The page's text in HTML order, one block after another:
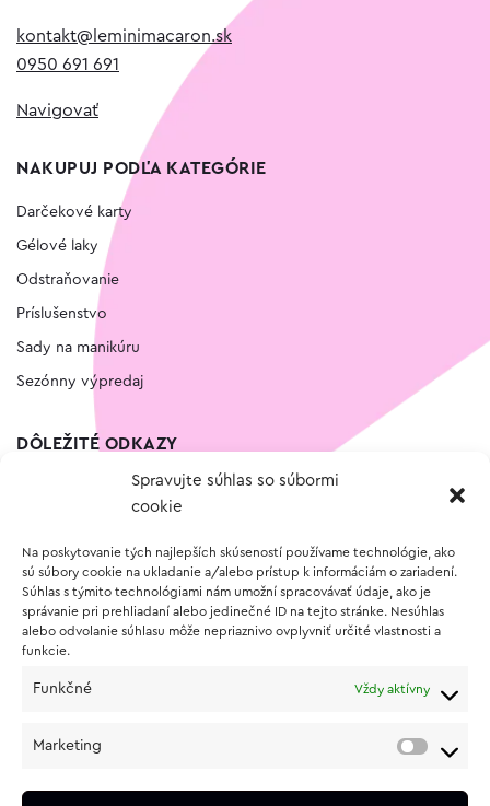
Spravujte súhlas so súbormi
cookie
Na poskytovanie tých najlepších skúseností používame technológie, ako
sú súbory cookie na ukladanie a/alebo prístup k informáciám o zariadení.
Súhlas s týmito technológiami nám umožní spracovávať údaje, ako je
správanie pri prehliadaní alebo jedinečné ID na tejto stránke. Nesúhlas
alebo odvolanie súhlasu môže nepriaznivo ovplyvniť určité vlastnosti a
funkcie.
Funkčné Vždy aktívny
Marketing
kontakt@leminimacaron.sk
0950 691 691
Navigovať
NAKUPUJ PODĽA KATEGÓRIE
Darčekové karty
Gélové laky
Odstraňovanie
Príslušenstvo
Sady na manikúru
Sezónny výpredaj
DÔLEŽITÉ ODKAZY
Vernostný program
O NÁKUPE
Vrátenie a reklamácia tovaru